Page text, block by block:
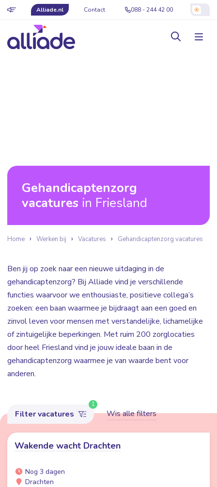
Alliade.nl Contact 088 - 244 42 00
Gehandicaptenzorg
vacatures in Friesland
Home Werken bij Vacatures Gehandicaptenzorg vacatures
Ben jij op zoek naar een nieuwe uitdaging in de
gehandicaptenzorg? Bij Alliade vind je verschillende
functies waarvoor we enthousiaste, positieve collega’s
zoeken: een baan waarmee je bijdraagt aan een goed en
zinvol leven voor mensen met verstandelijke, lichamelijke
of zintuigelijke beperkingen. Met ruim 200 zorglocaties
door heel Friesland vind je jouw ideale baan in de
gehandicaptenzorg waarmee je van waarde bent voor
anderen.
Filter vacatures
1
Wis alle filters
Wakende wacht Drachten
Nog 3 dagen
Drachten